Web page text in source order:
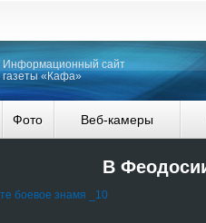
Информационный сайт
газеты «Кафа»
Фото Веб-камеры
В